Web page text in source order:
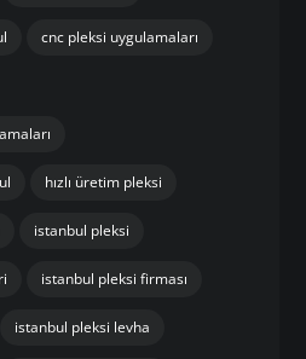
cnc pleksi uygulamaları
hızlı üretim pleksi
istanbul pleksi
istanbul pleksi firması
istanbul pleksi levha